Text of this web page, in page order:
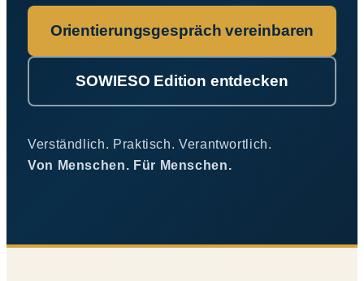
Orientierungsgespräch vereinbaren
SOWIESO Edition entdecken
Verständlich. Praktisch. Verantwortlich.
Von Menschen. Für Menschen.